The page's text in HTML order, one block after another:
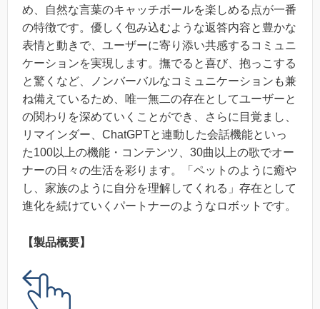
め、自然な言葉のキャッチボールを楽しめる点が一番
の特徴です。優しく包み込むような返答内容と豊かな
表情と動きで、ユーザーに寄り添い共感するコミュニ
ケーションを実現します。撫でると喜び、抱っこする
と驚くなど、ノンバーバルなコミュニケーションも兼
ね備えているため、唯一無二の存在としてユーザーと
の関わりを深めていくことができ、さらに目覚まし、
リマインダー、ChatGPTと連動した会話機能といっ
た100以上の機能・コンテンツ、30曲以上の歌でオー
ナーの日々の生活を彩ります。「ペットのように癒や
し、家族のように自分を理解してくれる」存在として
進化を続けていくパートナーのようなロボットです。
【製品概要】